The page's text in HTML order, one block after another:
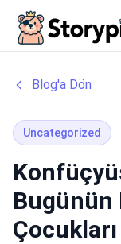
Blog'a Dön
Uncategorized
Bugünün